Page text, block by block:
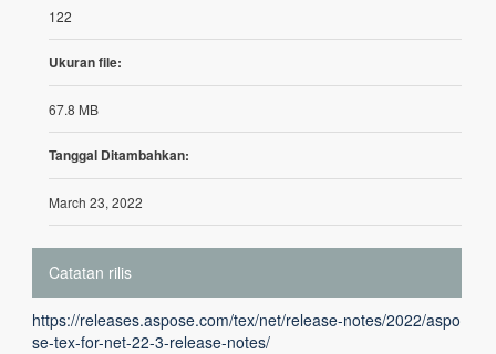
122
Ukuran file:
67.8 MB
Tanggal Ditambahkan:
March 23, 2022
Catatan rilis
https://releases.aspose.com/tex/net/release-notes/2022/aspo
se-tex-for-net-22-3-release-notes/